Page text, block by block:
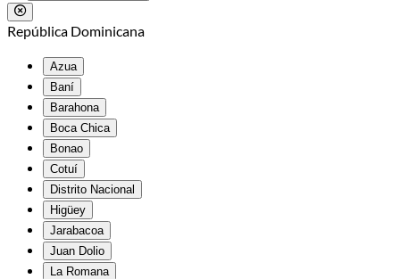
República Dominicana
Azua
Baní
Barahona
Boca Chica
Bonao
Cotuí
Distrito Nacional
Higüey
Jarabacoa
Juan Dolio
La Romana